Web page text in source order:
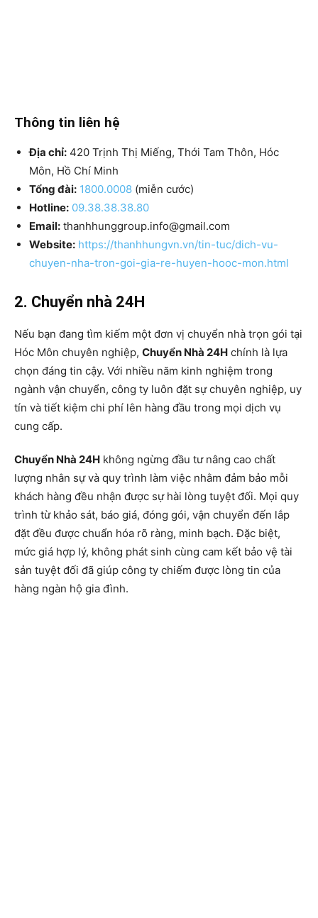
Thông tin liên hệ
Địa chỉ: 420 Trịnh Thị Miếng, Thới Tam Thôn, Hóc
Môn, Hồ Chí Minh
Tổng đài: 1800.0008 (miễn cước)
Hotline: 09.38.38.38.80
Email: thanhhunggroup.info@gmail.com
Website: https://thanhhungvn.vn/tin-tuc/dich-vu-
chuyen-nha-tron-goi-gia-re-huyen-hooc-mon.html
2. Chuyển nhà 24H
Nếu bạn đang tìm kiếm một đơn vị chuyển nhà trọn gói tại
Hóc Môn chuyên nghiệp, Chuyển Nhà 24H chính là lựa
chọn đáng tin cậy. Với nhiều năm kinh nghiệm trong
ngành vận chuyển, công ty luôn đặt sự chuyên nghiệp, uy
tín và tiết kiệm chi phí lên hàng đầu trong mọi dịch vụ
cung cấp.
Chuyển Nhà 24H không ngừng đầu tư nâng cao chất
lượng nhân sự và quy trình làm việc nhằm đảm bảo mỗi
khách hàng đều nhận được sự hài lòng tuyệt đối. Mọi quy
trình từ khảo sát, báo giá, đóng gói, vận chuyển đến lắp
đặt đều được chuẩn hóa rõ ràng, minh bạch. Đặc biệt,
mức giá hợp lý, không phát sinh cùng cam kết bảo vệ tài
sản tuyệt đối đã giúp công ty chiếm được lòng tin của
hàng ngàn hộ gia đình.